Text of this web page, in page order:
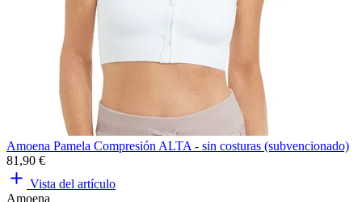
Amoena Pamela Compresión ALTA - sin costuras (subvencionado)
81,90 €
Vista del artículo
Amoena